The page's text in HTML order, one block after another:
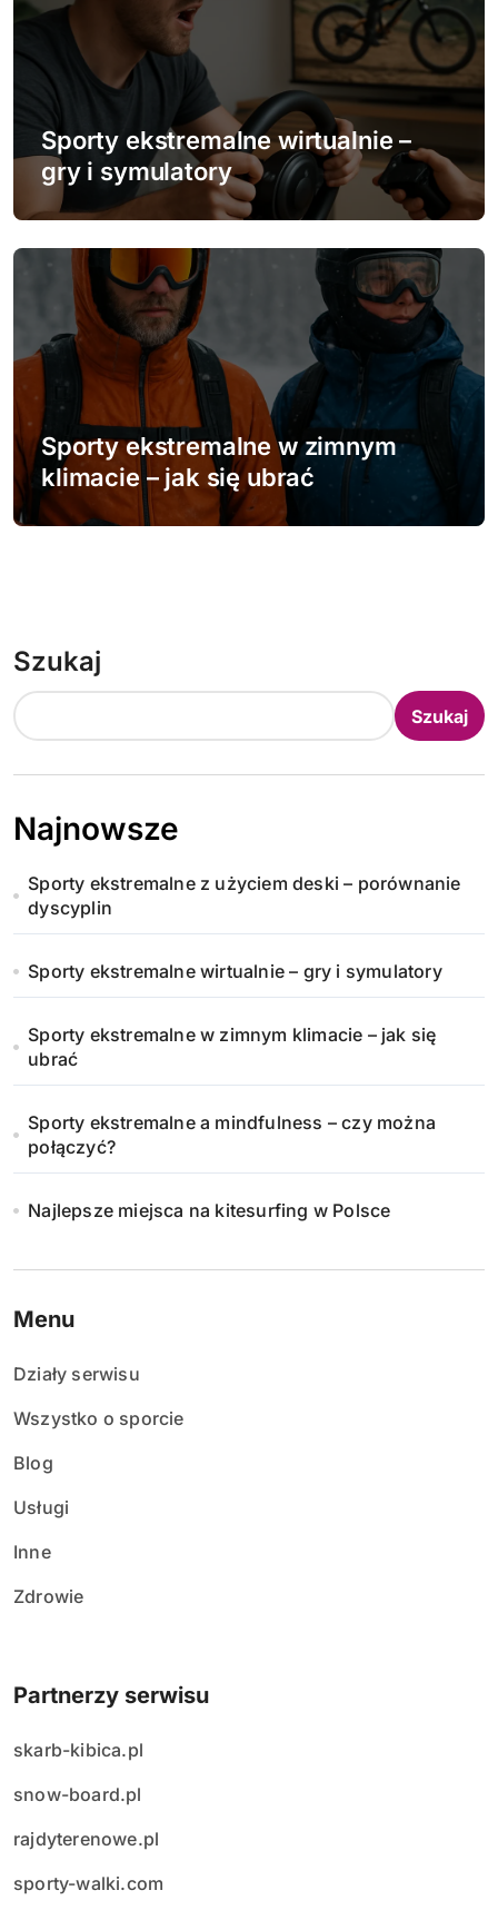
u
Sporty ekstremalne wirtualnie –
gry i symulatory
Sporty ekstremalne w zimnym
klimacie – jak się ubrać
Szukaj
Szukaj
Najnowsze
Sporty ekstremalne z użyciem deski – porównanie
dyscyplin
Sporty ekstremalne wirtualnie – gry i symulatory
Sporty ekstremalne w zimnym klimacie – jak się
ubrać
Sporty ekstremalne a mindfulness – czy można
połączyć?
Najlepsze miejsca na kitesurfing w Polsce
Menu
Działy serwisu
Wszystko o sporcie
Blog
Usługi
Inne
Zdrowie
Partnerzy serwisu
skarb-kibica.pl
snow-board.pl
rajdyterenowe.pl
sporty-walki.com